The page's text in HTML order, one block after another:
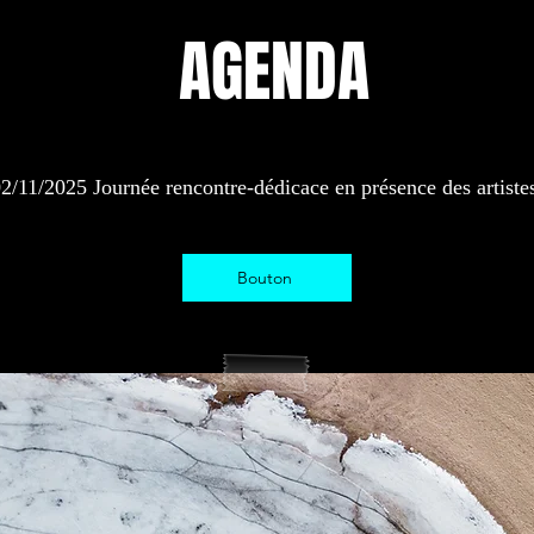
AGENDA
11/2025 Journée rencontre-dédicace en présence des
Bouton